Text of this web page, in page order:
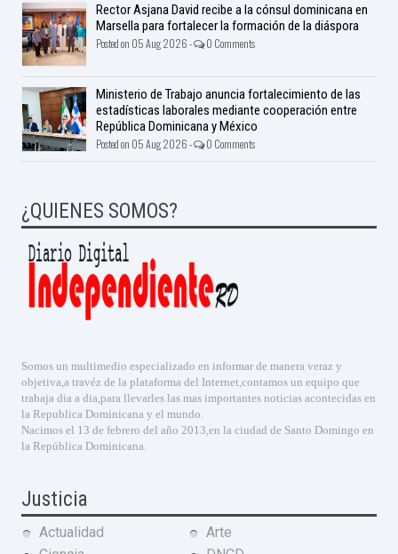
Rector Asjana David recibe a la cónsul dominicana en
Marsella para fortalecer la formación de la diáspora
Posted on 05 Aug 2026 - 0 Comments
Ministerio de Trabajo anuncia fortalecimiento de las
estadísticas laborales mediante cooperación entre
República Dominicana y México
Posted on 05 Aug 2026 - 0 Comments
¿QUIENES SOMOS?
Somos un multimedio especializado en informar de manera veraz y
objetiva,a travéz de la plataforma del Internet,contamos un equipo que
trabaja dia a dia,para llevarles las mas importantes noticias acontecidas en
la Republica Dominicana y el mundo.
Nacimos el 13 de febrero del año 2013,en la ciudad de Santo Domingo en
la República Dominicana.
Justicia
Actualidad
Arte